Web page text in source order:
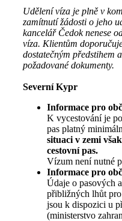
Udělení víza je plně v
zamítnutí žádosti o jeho
kancelář Čedok nenese
víza. Klientům
dostatečným předstihem
požadované dokumenty.
Severní Kypr
Informace pro
K vycestování je
pas platný
situaci v zemi
cestovní pas.
Vízum není nutné
Informace pro
Údaje o pasových
přibližných lhůt
jsou k dispozici u
(ministerstvo